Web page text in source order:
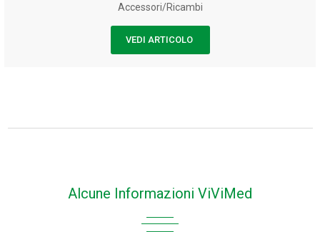
Accessori/Ricambi
VEDI ARTICOLO
Alcune Informazioni ViViMed